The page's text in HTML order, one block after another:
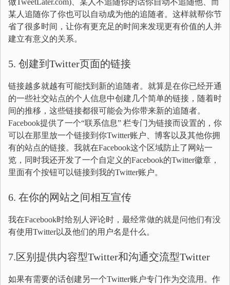
做TweetLater.com)、某人不追随你的话你自动不追随他、而
某人追随你了你也可以自动成为他的追随者。这样就帮你节
省了很多时间，让你有更充足的时间来发现更有价值的人并
建立有意义的关系。
5. 创建到Twitter页面的链接
链接越多就越有可能找到新的追随者。就算是在你已经开通
的一些社交站点的个人信息中创建几个简单的链接，随着时
间的推移，这些链接都很可能会为你带来新的追随者。
Facebook提供了一个“联系信息” 栏专门为链接而设置的，你
可以在那里放一个链接到你Twitter账户、博客以及其他你拥
有的站点的链接。我就在Facebook这个区域防止了网站一
览，同时我还开发了一个自定义的Facebook的Twitter徽章，
里面有个按钮可以链接到我的Twitter账户。
6. 在你的网站之间相互宣传
我在Facebook时给别人评论时，最经常做的就是问他们有没
有使用Twitter以及他们的用户名是什么。
7.区别提供内容型Twitter和沟通交流型Twitter
如果有需要的话创建另一个Twitter账户专门作为交流用。作